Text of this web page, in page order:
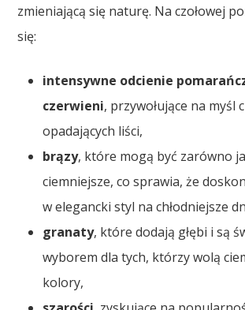
zmieniającą się naturę. Na czołowej
się:
intensywne odcienie
czerwieni, przywołujące na myśl
opadających liści,
brązy, które mogą być zarówno
ciemniejsze, co sprawia, że
w elegancki styl na chłodniejsze
granaty, które dodają głębi i są
wyborem dla tych, którzy wolą
kolory,